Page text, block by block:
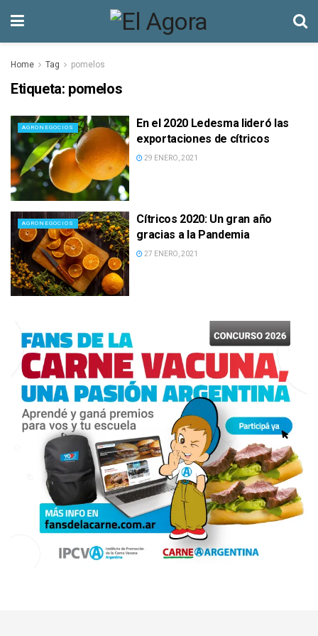
Home Tag pomelos
Etiqueta: pomelos
AGRONEGOCIOS
En el 2020 Ledesma lideró las
exportaciones de cítricos
29 ENERO, 2021
AGRONEGOCIOS
Cítricos 2020: Un gran año
gracias a la Pandemia
27 ENERO, 2021